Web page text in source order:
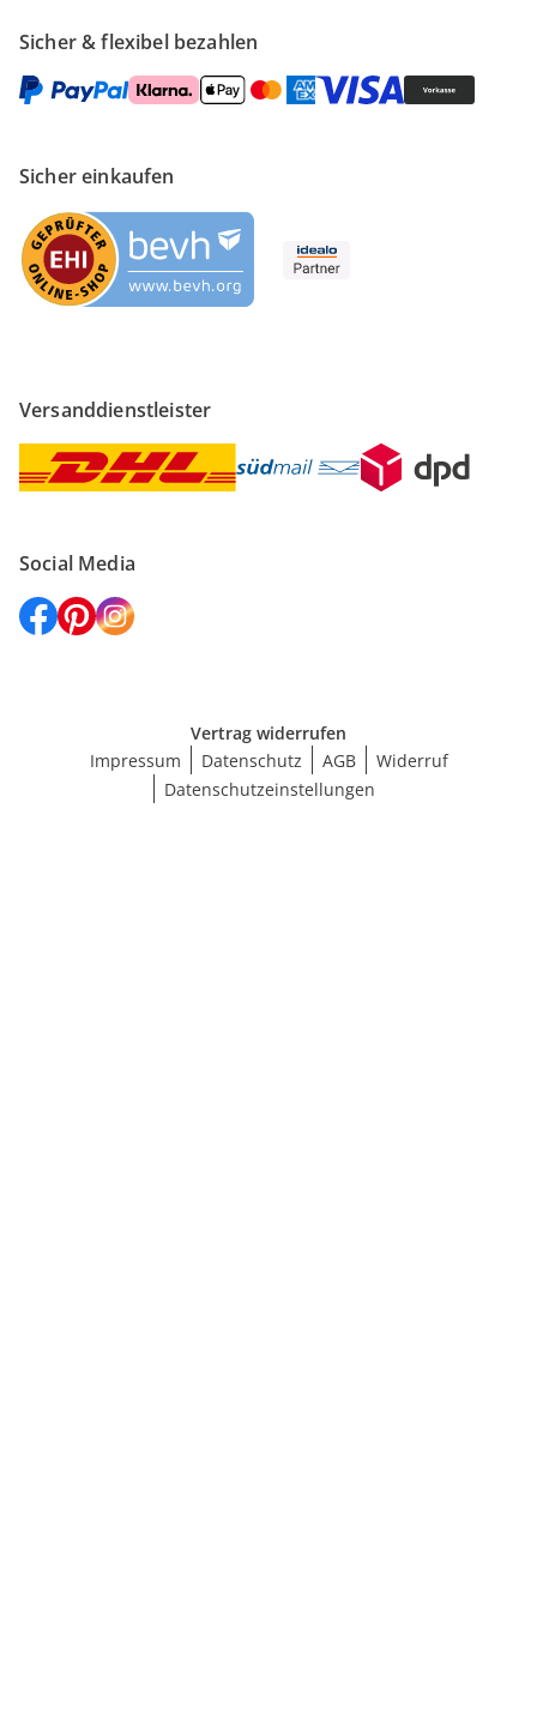
Sicher & flexibel bezahlen
Sicher einkaufen
Versanddienstleister
Social Media
Vertrag widerrufen
Impressum
Datenschutz AGB
Widerruf
Datenschutzeinstellungen